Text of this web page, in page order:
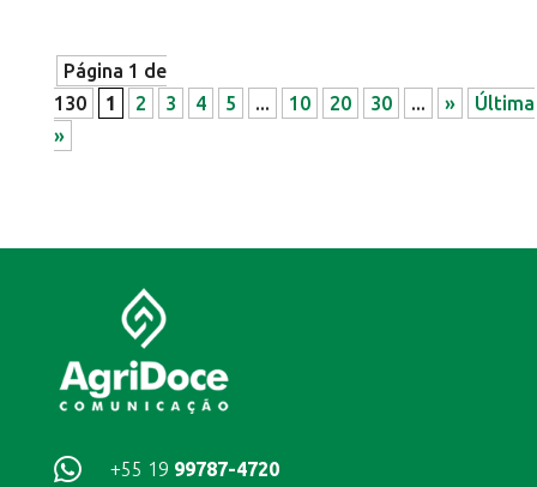
Página 1 de
130
1 2 3 4 5 ... 10 20 30 ... »
Última
»
 +55 19 99787-4720